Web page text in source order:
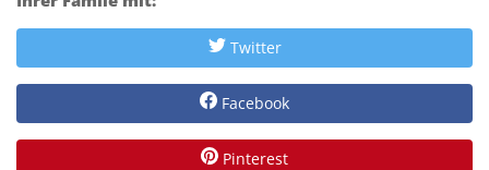
Twitter
Facebook
Pinterest